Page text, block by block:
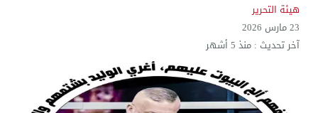
الإطاحة بمتهم وفق المادة 4 إرهاب بعد استدراجه من خارج العراق
هيئة التحرير
23 مارس 2026
آخر تحديث :منذ 5 أشهر